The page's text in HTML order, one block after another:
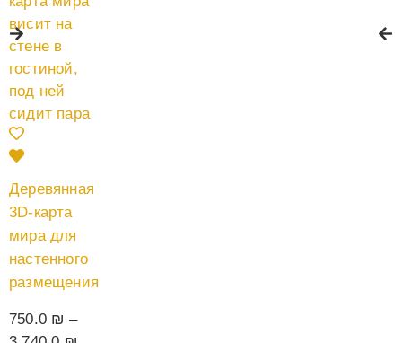
Деревянная
3D-карта
мира для
настенного
размещения
750.0 ₪ –